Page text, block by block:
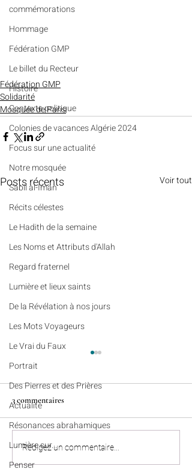
commémorations
Hommage
Fédération GMP
Le billet du Recteur
Histoire
Contexte politique
Colonies de vacances Algérie 2024
​​Focus sur une actualité
Notre mosquée
Sabil al-Iman
Récits célestes
Le Hadith de la semaine
Les Noms et Attributs d'Allah
Regard fraternel
Lumière et lieux saints
De la Révélation à nos jours
Les Mots Voyageurs
Le Vrai du Faux
Portrait
Des Pierres et des Prières
Actualité
Résonances abrahamiques
Lumière sur...
Penser
Fédération GMP
Solidarité
Mosquée de Paris
Posts récents Voir tout
Colonies de vacances en
Algérie : nos enfants sont tous
3 commentaires
Rédigez un commentaire...